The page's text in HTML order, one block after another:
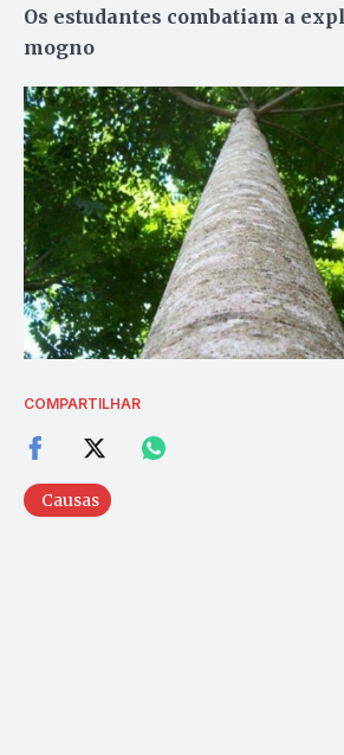
Os estudantes combatiam a
mogno
COMPARTILHAR
Causas